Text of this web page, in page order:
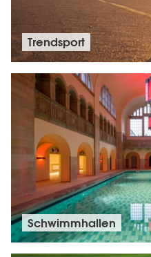
Rennbahnallee 1, 15366
Mehr erfahren
Trabrennbahn
Treskowallee 129, 10318
Mehr erfahren
Horst-Dohm-
Fritz-Wildung-Straße 9,
Mehr erfahren
Trendsport
Schwimmhallen